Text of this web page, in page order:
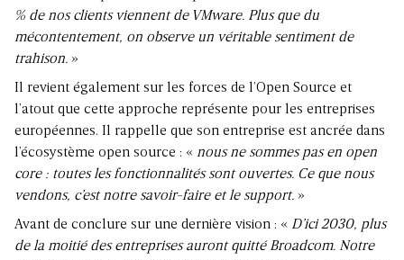
% de nos clients viennent de VMware. Plus que du
mécontentement, on observe un véritable sentiment de
trahison. »
Il revient également sur les forces de l’Open Source et
l’atout que cette approche représente pour les entreprises
européennes. Il rappelle que son entreprise est ancrée dans
l’écosystème open source : « nous ne sommes pas en open
core : toutes les fonctionnalités sont ouvertes. Ce que nous
vendons, c’est notre savoir-faire et le support. »
Avant de conclure sur une dernière vision : « D’ici 2030, plus
de la moitié des entreprises auront quitté Broadcom. Notre